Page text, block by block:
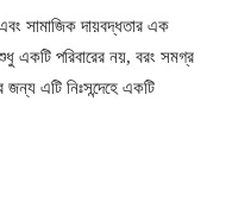
সামাজিক দায়বদ্ধতার এক
একটি পরিবারের নয়, বরং সমগ্র
জন্য এটি নিঃসন্দেহে একটি